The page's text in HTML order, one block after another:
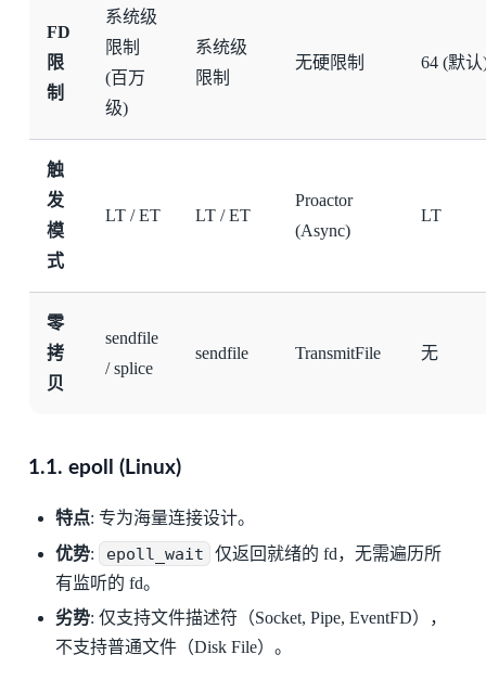
FD
限
制
系统级
限制
(百万
级)
系统级
限制
无硬限制 64 (默认
触
发
模
式
LT / ET LT / ET
Proactor
(Async)
LT
零
拷
贝
sendfile
/ splice
sendfile TransmitFile 无
1.1. epoll (Linux)
特点: 专为海量连接设计。
优势: epoll_wait
仅返回就绪的 fd，无需遍历所
有监听的 fd。
劣势: 仅支持文件描述符（Socket, Pipe, EventFD），
不支持普通文件（Disk File）。